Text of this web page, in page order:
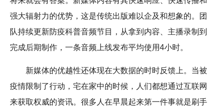
强大辐射力的优势，这是传统出版难以企及和想象的。团
队持续更新防疫科普音频节目，从拿到内容、主播录制到
完成后期制作，一条音频上线发布平均使用4小时。
新媒体的优越性还体现在大数据的时时反馈上。当被
疫情限制了行动，宅在家中的时候，人们都想通过互联网
来获取权威的资讯。很多人在早晨起来第一件事就是刷手